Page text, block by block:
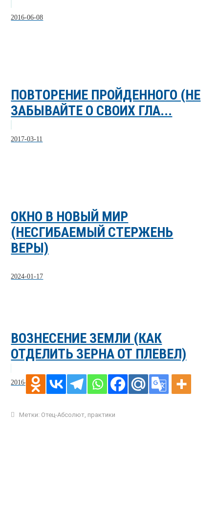
2016-06-08
ПОВТОРЕНИЕ ПРОЙДЕННОГО (НЕ
ЗАБЫВАЙТЕ О СВОИХ ГЛА...
2017-03-11
ОКНО В НОВЫЙ МИР
(НЕСГИБАЕМЫЙ СТЕРЖЕНЬ
ВЕРЫ)
2024-01-17
ВОЗНЕСЕНИЕ ЗЕМЛИ (КАК
ОТДЕЛИТЬ ЗЕРНА ОТ ПЛЕВЕЛ)
2016-07-26
Метки: Отец-Абсолют практики